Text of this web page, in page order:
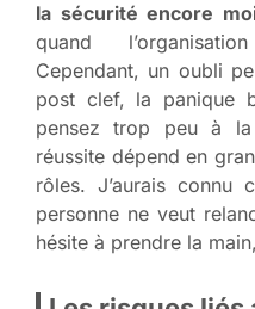
la sécurité encore
quand
Cependant, un oubli
post clef, la panique
pensez trop peu à
réussite dépend en
rôles. J’aurais connu
personne ne veut
hésite à prendre la